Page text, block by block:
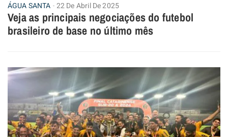
ÁGUA SANTA 22 De Abril De 2025
Veja as principais negociações do futebol
brasileiro de base no último mês